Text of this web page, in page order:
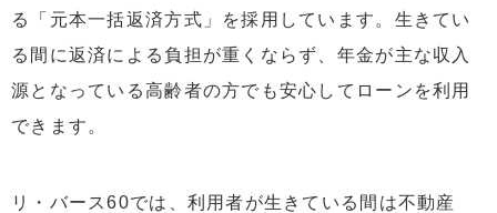
る「元本一括返済方式」を採用しています。生きてい
る間に返済による負担が重くならず、年金が主な収入
源となっている高齢者の方でも安心してローンを利用
できます。
リ・バース60では、利用者が生きている間は不動産